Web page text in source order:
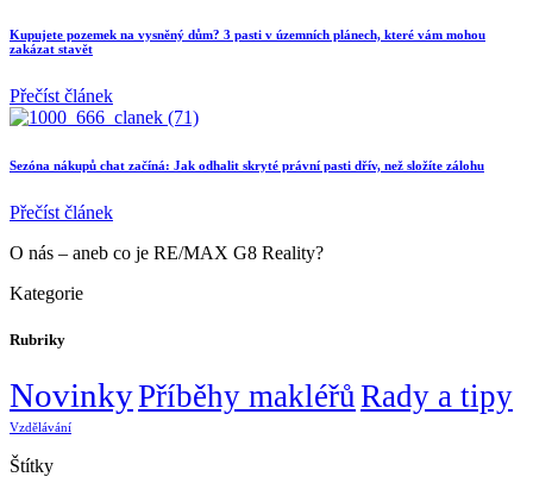
Kupujete pozemek na vysněný dům? 3 pasti v územních plánech, které vám mohou
zakázat stavět
Přečíst článek
Sezóna nákupů chat začíná: Jak odhalit skryté právní pasti dřív, než složíte zálohu
Přečíst článek
O nás – aneb co je RE/MAX G8 Reality?
Kategorie
Rubriky
NovinkyPříběhy makléřůRady a tipy
Vzdělávání
Štítky